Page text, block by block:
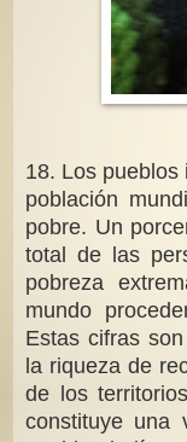
18. Los
población
pobre. Un
total de las
pobreza
mundo
Estas cifras
la riqueza de
de los
constituye una